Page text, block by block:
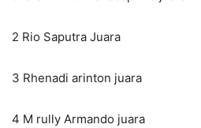
2 Rio Saputra Juara
3 Rhenadi arinton juara
4 M rully Armando juara